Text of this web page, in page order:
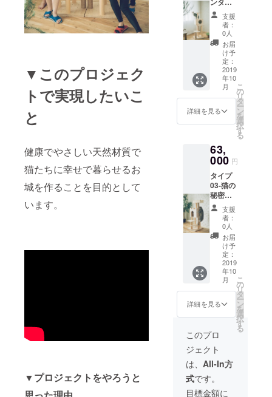
▼このプロジェク
トで実現したいこ
と
健康でやさしい天然材質で
猫たちに幸せで暮らせるお
城を作ることを目的として
います。
▼プロジェクトをやろうと
る場合
もあり
ますの
でご注
意くだ
さい。
板
（30cm
*30cm*
1.8cm
）３枚
丸板
（10cm
*1.8cm
）3枚
テーブ
ル
（20cm
*20cm*
15cm）
皿 1
個 その
（ネ
ジ）1
パック
・日本
全国一
律送料
込み ・
日本へ
発送す
る際に
関税が
発生す
もあり
ますの
意くだ
さい。
）２本
キャッ
トルー
ム（お
城）
（40cm
*30cm*
40cm）
キャッ
トルー
ム（屋
（20cm
10cm）
1個 そ
のほか
（ネ
ジ）1個
・日本
全国一
律送料
込み ・
日本へ
発送す
る際に
関税が
発生す
る場合
もあり
ますの
さい。
ジー
ルーム
スタン
ダード
タイプ
より
パーツ
が多
く、組
み合わ
せに多
様性が
ある。
（50cm
*50cm*
3.6cm
）1枚
柱
（30cm
*7cm）
6本 麻
紐柱
（30cm
*7.5cm
）2本
キャッ
トムー
（40cm
*30cm*
30cm）
ランダ
の板
（50cm
*30cm*
1.8cm
）1枚
板
支援
者：
0人
お届
け予
定：
2019
年10
月
詳細を見る
こ
の
リ
タ
ー
ン
を
選
択
す
る
63,
000 円
タイプ
03-猫の
秘密基
地 自由
な形に
組み立
てられ
るお
城、 王
様に
なって
いる猫
もカワ
イイ
ベース
（50cm
*50cm*
3.6cm
）1枚
キャッ
トルー
ム(お
城）
支援
者：
0人
お届
け予
定：
2019
年10
月
詳細を見る
こ
の
リ
タ
ー
ン
を
選
択
す
る
このプロ
ジェクト
は、 All-In方
式です。
目標金額に